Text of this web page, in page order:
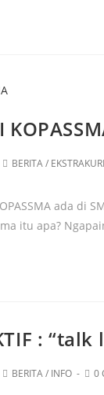
BERITA/
ada di
itu apa?
:
BERITA/ INFO 0